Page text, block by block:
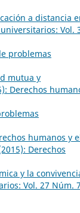
a distancia
Vol.
problemas
mutua y
Derechos
humanos y
Derechos
y la
Vol. 27 Núm.